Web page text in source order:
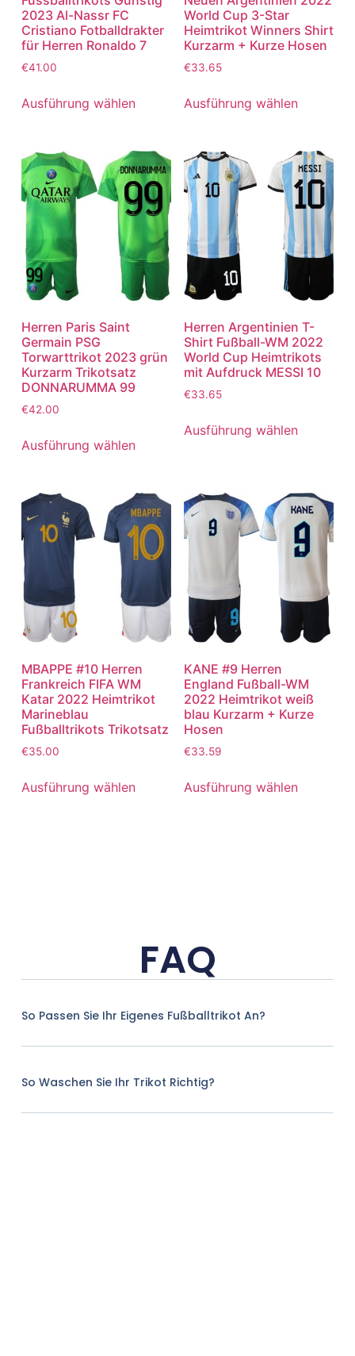
2023 Al-Nassr FC
Cristiano Fotballdrakter
für Herren Ronaldo 7
€41.00
Ausführung wählen
World Cup 3-Star
Heimtrikot Winners Shirt
Kurzarm + Kurze Hosen
€33.65
Ausführung wählen
Herren Paris Saint
Germain PSG
Torwarttrikot 2023 grün
Kurzarm Trikotsatz
DONNARUMMA 99
€42.00
Ausführung wählen
Herren Argentinien T-
Shirt Fußball-WM 2022
World Cup Heimtrikots
mit Aufdruck MESSI 10
€33.65
Ausführung wählen
MBAPPE #10 Herren
Frankreich FIFA WM
Katar 2022 Heimtrikot
Marineblau
Fußballtrikots Trikotsatz
€35.00
Ausführung wählen
KANE #9 Herren
England Fußball-WM
2022 Heimtrikot weiß
blau Kurzarm + Kurze
Hosen
€33.59
Ausführung wählen
FAQ
So Passen Sie Ihr Eigenes Fußballtrikot An?
So Waschen Sie Ihr Trikot Richtig?